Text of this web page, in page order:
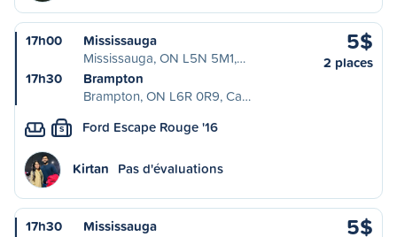
17h00
Mississauga
Mississauga, ON L5N 5M1,…
17h30
Brampton
Brampton, ON L6R 0R9, Ca…
5$
2 places
S Ford Escape Rouge '16
Kirtan Pas d'évaluations
17h30
Mississauga
5$